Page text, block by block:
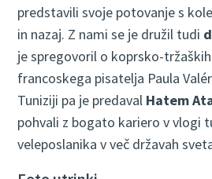
predstavili svoje potovanje s
in nazaj. Z nami se je družil tudi
je spregovoril o koprsko-
francoskega pisatelja Paula
Tuniziji pa je predaval Hatem
pohvali z bogato kariero v vlogi
veleposlanika v več državah